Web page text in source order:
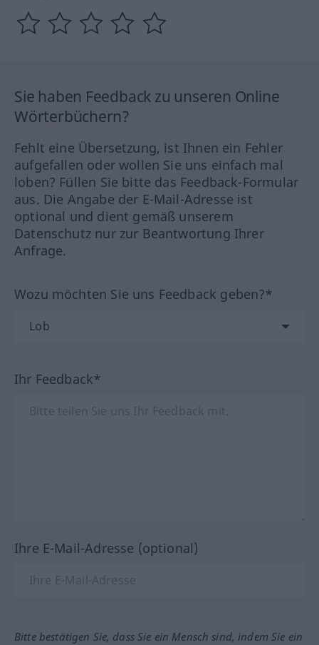
Sie haben Feedback zu unseren Online
Wörterbüchern?
Fehlt eine Übersetzung, ist Ihnen ein Fehler
aufgefallen oder wollen Sie uns einfach mal
loben? Füllen Sie bitte das Feedback-Formular
aus. Die Angabe der E-Mail-Adresse ist
optional und dient gemäß unserem
Datenschutz nur zur Beantwortung Ihrer
Anfrage.
Wozu möchten Sie uns Feedback geben?*
Ihr Feedback*
Ihre E-Mail-Adresse (optional)
Bitte bestätigen Sie, dass Sie ein Mensch sind, indem Sie ein